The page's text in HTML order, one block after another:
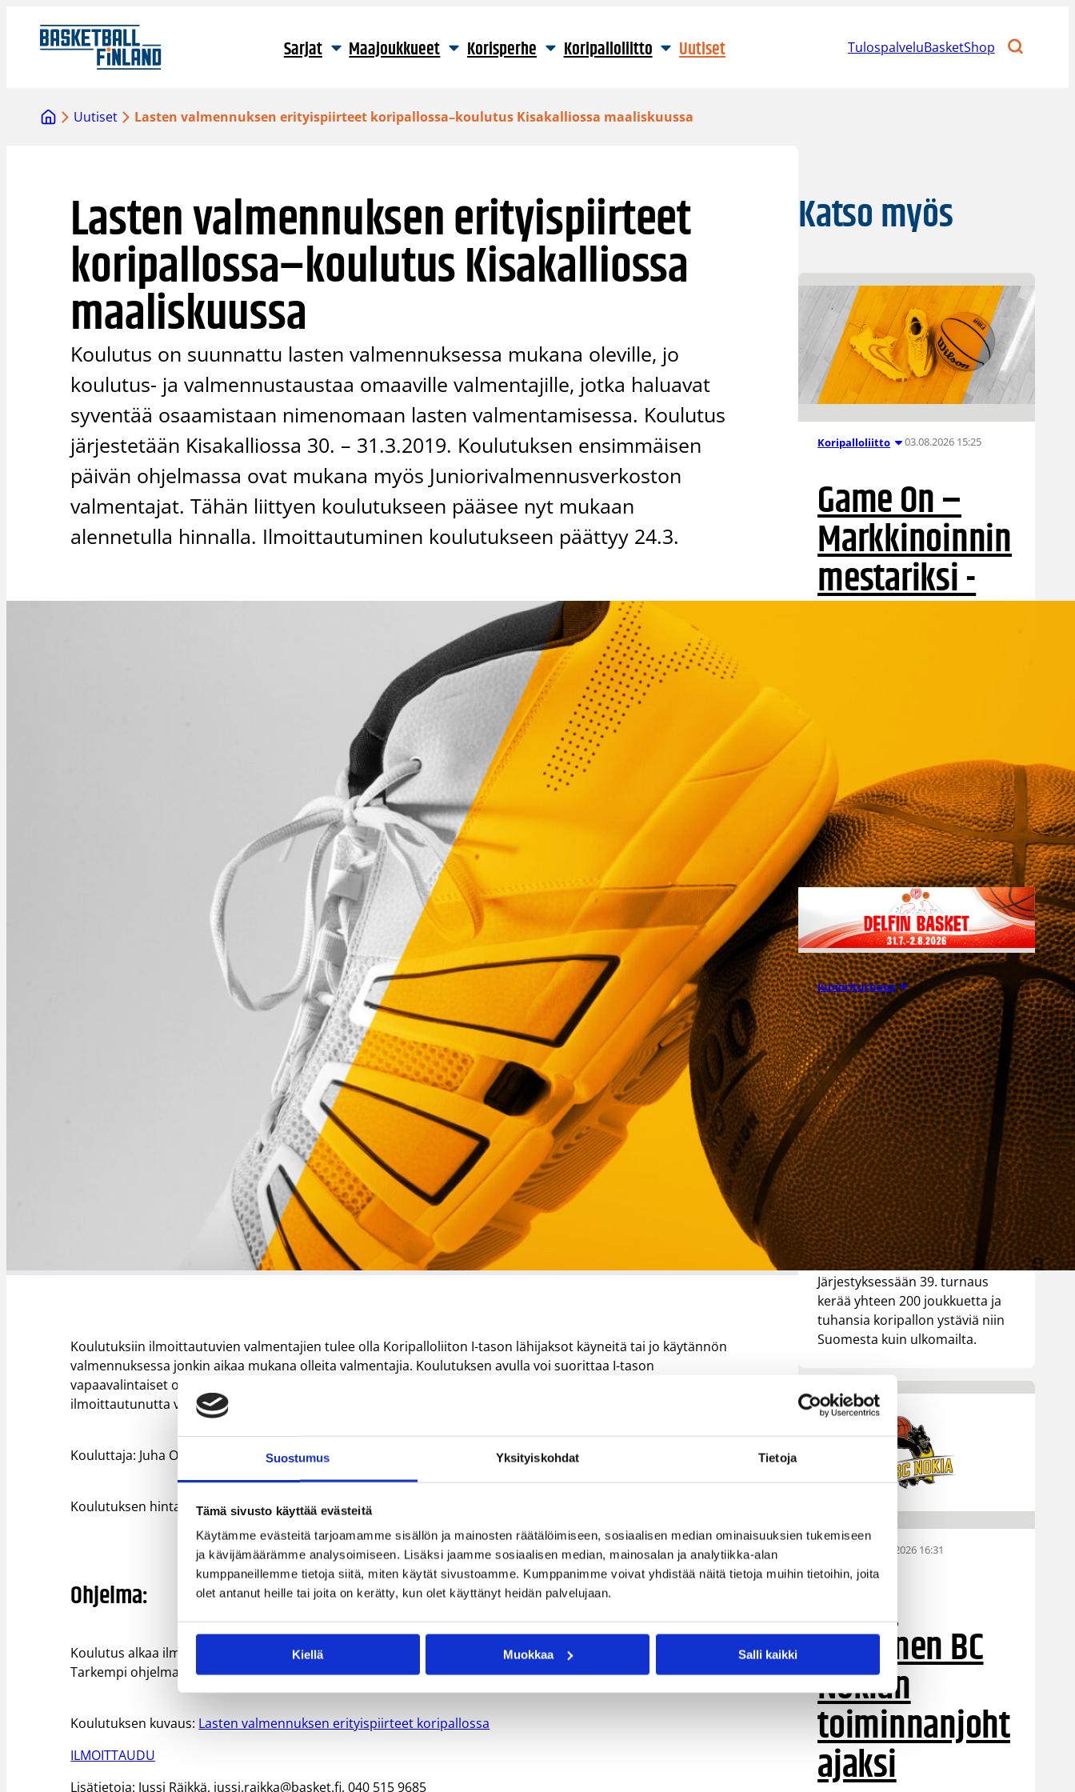
Suostumus Yksityiskohdat Tietoja
Tämä sivusto käyttää evästeitä
Käytämme evästeitä tarjoamamme sisällön ja mainosten räätälöimiseen, sosiaalisen median ominaisuuksien tukemiseen
ja kävijämäärämme analysoimiseen. Lisäksi jaamme sosiaalisen median, mainosalan ja analytiikka-alan
kumppaneillemme tietoja siitä, miten käytät sivustoamme. Kumppanimme voivat yhdistää näitä tietoja muihin tietoihin, joita
olet antanut heille tai joita on kerätty, kun olet käyttänyt heidän palvelujaan.
Kiellä Muokkaa Salli kaikki
sisältöön
Sarjat Maajoukkueet Korisperhe Koripalloliitto Uutiset TulospalveluBasketShop
Uutiset Lasten valmennuksen erityispiirteet koripallossa–koulutus Kisakalliossa maaliskuussa
Lasten valmennuksen erityispiirteet
koripallossa–koulutus Kisakalliossa
maaliskuussa
Koulutus on suunnattu lasten valmennuksessa mukana oleville, jo
koulutus- ja valmennustaustaa omaaville valmentajille, jotka haluavat
syventää osaamistaan nimenomaan lasten valmentamisessa. Koulutus
järjestetään Kisakalliossa 30. – 31.3.2019. Koulutuksen ensimmäisen
päivän ohjelmassa ovat mukana myös Juniorivalmennusverkoston
valmentajat. Tähän liittyen koulutukseen pääsee nyt mukaan
alennetulla hinnalla. Ilmoittautuminen koulutukseen päättyy 24.3.
Koulutuksiin ilmoittautuvien valmentajien tulee olla Koripalloliiton I-tason lähijaksot käyneitä tai jo käytännön
valmennuksessa jonkin aikaa mukana olleita valmentajia. Koulutuksen avulla voi suorittaa I-tason
vapaavalintaiset opinnot (1.4.) ja päivittää B-lisenssin. Koulutukseen hyväksytään varmasti 20 ensimmäisenä
ilmoittautunutta valmentajaa ja tällä hetkellä paikkoja on 9 jäljellä.
Kouluttaja: Juha Oikarinen
Koulutuksen hinta: 120 e / osallistuja. Sisältää majoituksen ja täyden ylläpidon Kisakallion Urheiluopistolla.
Ohjelma:
Koulutus alkaa ilmoittautumisella lauantaina 30.3. klo 9:00 ja päättyy sunnuntaina 31.3. klo 18:00 mennessä.
Tarkempi ohjelma toimitetaan erikseen noin viikkoa ennen koulutuksen alkua.
Koulutuksen kuvaus: Lasten valmennuksen erityispiirteet koripallossa
ILMOITTAUDU
Lisätietoja: Jussi Räikkä, jussi.raikka@basket.fi, 040 515 9685
Katso myös
Koripalloliitto 03.08.2026 15:25
Game On –
Markkinoinnin
mestariksi -
koulutus
tekoälyn käyttöä arjessa.
Koulutus toteutetaan
oppisopimuskoulutuksena
yhteistyössä Business College
Helsingin kanssa.
Junioriturnaus 01.08.2026 16:34
Delfin Basket
Tournament
31.7.-2.8.
Tampereella
Koripallon kansainvälinen
turnaus Delfin Basket pelataan
Tampereella tänä viikonloppuna.
Järjestyksessään 39. turnaus
kerää yhteen 200 joukkuetta ja
tuhansia koripallon ystäviä niin
Suomesta kuin ulkomailta.
01.08.2026 16:31
Mikko
Salminen BC
Nokian
toiminnanjoht
ajaksi